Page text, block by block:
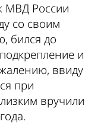
МВД России
со своим
бился до
и
ввиду
при
вручили